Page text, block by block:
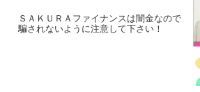
ＳＡＫＵＲＡファイナンスは闇金なので
騙されないように注意して下さい！